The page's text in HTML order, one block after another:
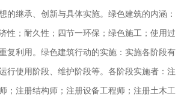
的继承、创新与具体实施。绿色建筑的内涵：
性；耐久性；四节一环保；绿色施工；使用过
复利用。绿色建筑行动的实施：实施各阶段有
行使用阶段、维护阶段等。各阶段实施者：注
；注册结构师；注册设备工程师；注册土木工